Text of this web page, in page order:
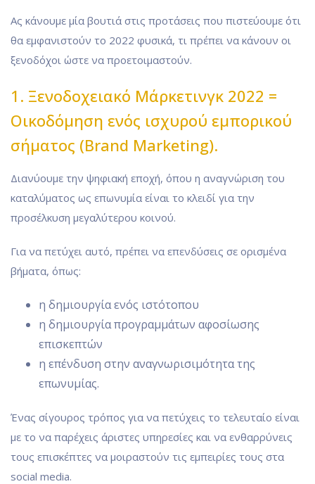
Ας κάνουμε μία βουτιά στις προτάσεις που πιστεύουμε ότι
θα εμφανιστούν το 2022 φυσικά, τι πρέπει να κάνουν οι
ξενοδόχοι ώστε να προετοιμαστούν.
1. Ξενοδοχειακό Μάρκετινγκ 2022 =
Οικοδόμηση ενός ισχυρού εμπορικού
σήματος (Brand Marketing).
Διανύουμε την ψηφιακή εποχή, όπου η αναγνώριση του
καταλύματος ως επωνυμία είναι το κλειδί για την
προσέλκυση μεγαλύτερου κοινού.
Για να πετύχει αυτό, πρέπει να επενδύσεις σε ορισμένα
βήματα, όπως:
η δημιουργία ενός ιστότοπου
η δημιουργία προγραμμάτων αφοσίωσης
επισκεπτών
η επένδυση στην αναγνωρισιμότητα της
επωνυμίας.
Ένας σίγουρος τρόπος για να πετύχεις το τελευταίο είναι
με το να παρέχεις άριστες υπηρεσίες και να ενθαρρύνεις
τους επισκέπτες να μοιραστούν τις εμπειρίες τους στα
social media.